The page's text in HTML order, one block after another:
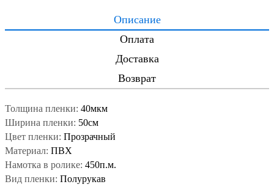
Описание
Оплата
Доставка
Возврат
Толщина пленки: 40мкм
Ширина пленки: 50см
Цвет пленки: Прозрачный
Материал: ПВХ
Намотка в ролике: 450п.м.
Вид пленки: Полурукав